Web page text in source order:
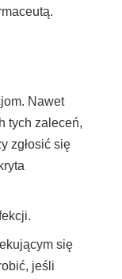
Nawet
tych zaleceń,
zgłosić się
się
jeśli